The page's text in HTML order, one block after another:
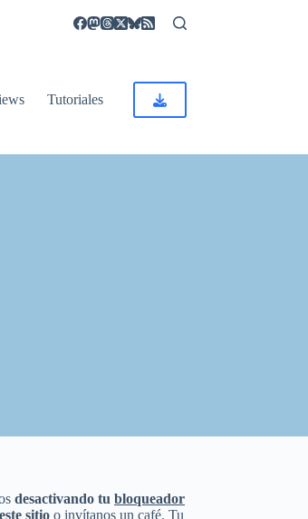
Tutoriales
desactivando tubloqueador
sitio o invítanos un café. Tu